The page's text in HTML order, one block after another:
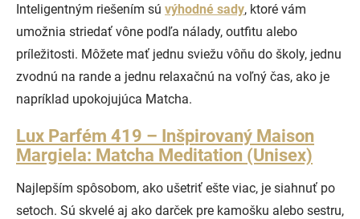
Inteligentným riešením sú výhodné sady, ktoré vám
umožnia striedať vône podľa nálady, outfitu alebo
príležitosti. Môžete mať jednu sviežu vôňu do školy, jednu
zvodnú na rande a jednu relaxačnú na voľný čas, ako je
napríklad upokojujúca Matcha.
Lux Parfém 419 – Inšpirovaný Maison
Margiela: Matcha Meditation (Unisex)
Najlepším spôsobom, ako ušetriť ešte viac, je siahnuť po
setoch. Sú skvelé aj ako darček pre kamošku alebo sestru,